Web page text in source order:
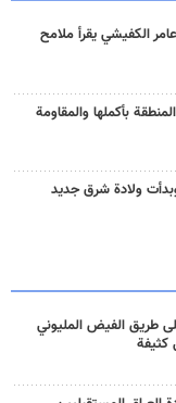
الكفيشي يقرأ ملامح
بأكملها والمقاومة
ولادة شرق جديد
طريق الفيض المليوني
كثيفة